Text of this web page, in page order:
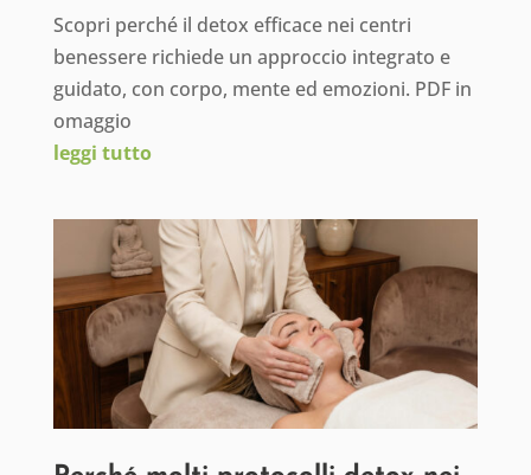
Scopri perché il detox efficace nei centri
benessere richiede un approccio integrato e
guidato, con corpo, mente ed emozioni. PDF in
omaggio
leggi tutto